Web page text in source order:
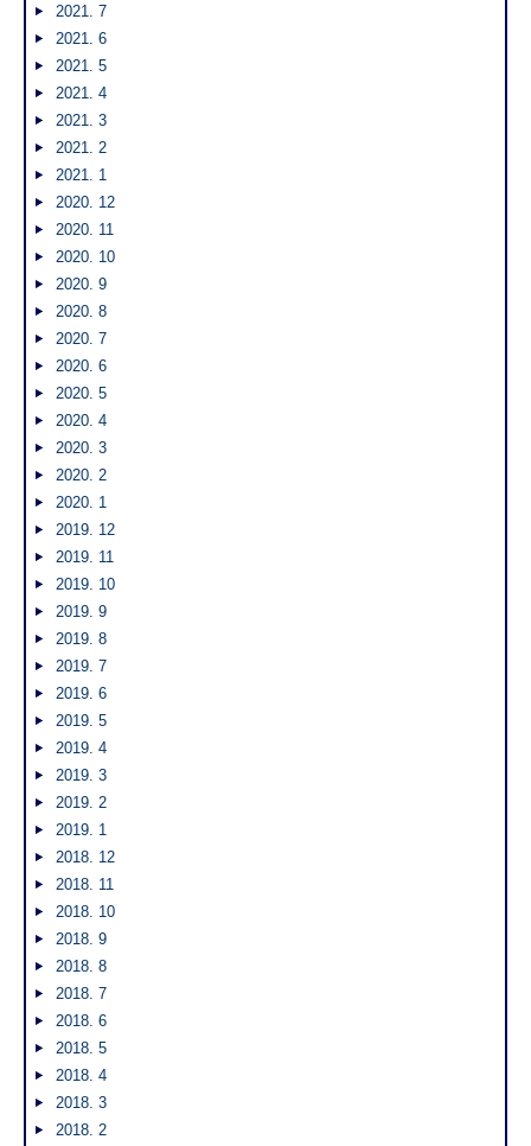
2021. 7
2021. 6
2021. 5
2021. 4
2021. 3
2021. 2
2021. 1
2020. 12
2020. 11
2020. 10
2020. 9
2020. 8
2020. 7
2020. 6
2020. 5
2020. 4
2020. 3
2020. 2
2020. 1
2019. 12
2019. 11
2019. 10
2019. 9
2019. 8
2019. 7
2019. 6
2019. 5
2019. 4
2019. 3
2019. 2
2019. 1
2018. 12
2018. 11
2018. 10
2018. 9
2018. 8
2018. 7
2018. 6
2018. 5
2018. 4
2018. 3
2018. 2